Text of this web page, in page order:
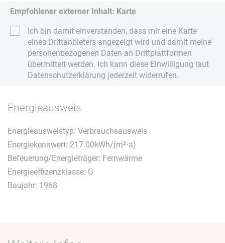
Empfohlener externer Inhalt: Karte
Ich bin damit einverstanden, dass mir eine Karte
eines Drittanbieters angezeigt wird und damit meine
personenbezogenen Daten an Drittplattformen
übermittelt werden. Ich kann diese Einwilligung laut
Datenschutzerklärung jederzeit widerrufen.
Energieausweis
Energieausweistyp: Verbrauchsausweis
Energiekennwert: 217.00kWh/(m²⋅a)
Befeuerung/Energieträger: Fernwärme
Energieeffizenzklasse: G
Baujahr: 1968